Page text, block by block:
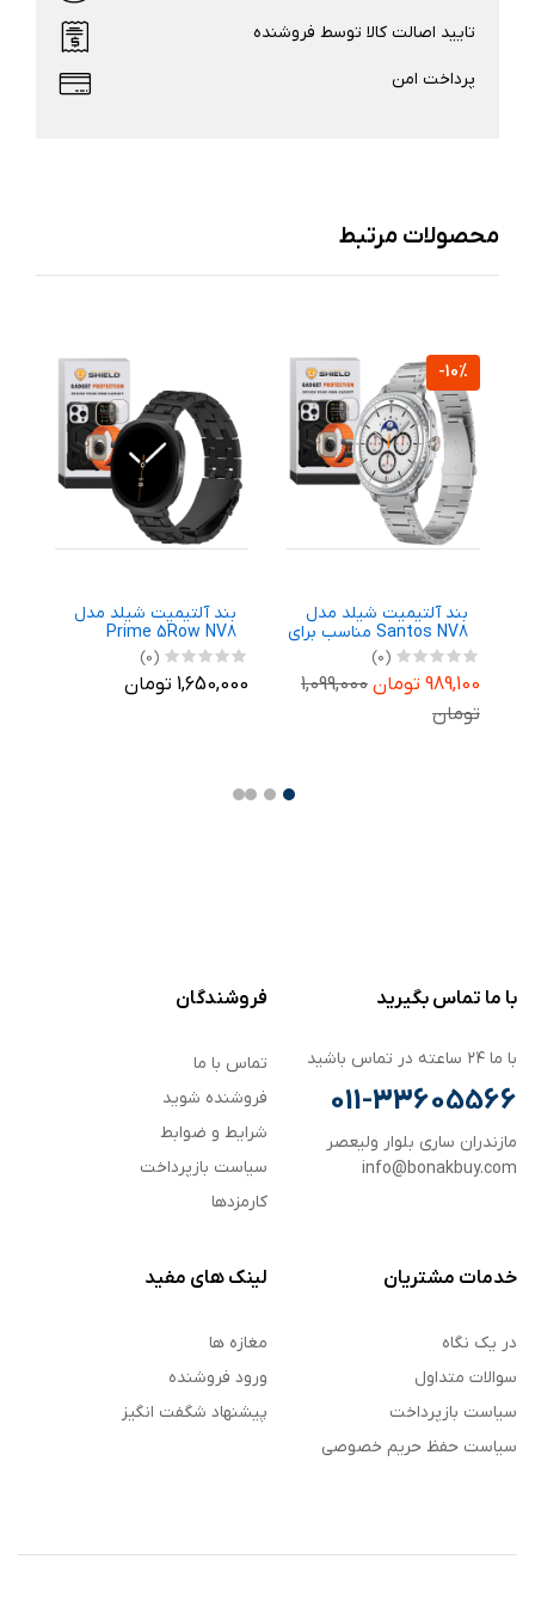
تایید اصالت کالا توسط فروشنده
پرداخت امن
محصولات مرتبط
-10%
بند آلتیمیت شیلد مدل
Santos NV8 مناسب برای
ساعت هوشمند
سامسونگ Galaxy Watch
8 40mm
(0)
989,100 تومان
1,099,000
تومان
بند آلتیمیت شیلد مدل
Prime 5Row NV8
مناسب برای ساعت
هوشمند سامسونگ
Galaxy Watch 8 44mm
(0)
1,650,000 تومان
با ما تماس بگیرید
با ما ۲۴ ساعته در تماس باشید
011-33605566
مازندران ساری بلوار ولیعصر
info@bonakbuy.com
فروشندگان
تماس با ما
فروشنده شوید
شرایط و ضوابط
سیاست بازپرداخت
کارمزدها
خدمات مشتریان
در یک نگاه
سوالات متداول
سیاست بازپرداخت
سیاست حفظ حریم خصوصی
لینک های مفید
مغازه ها
ورود فروشنده
پیشنهاد شگفت انگیز